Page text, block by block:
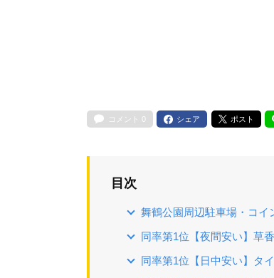
コメント 0 シェア ポスト
目次
舞鶴公園周辺駐車場・コイ
同率第1位【夜間安い】草
同率第1位【日中安い】タ